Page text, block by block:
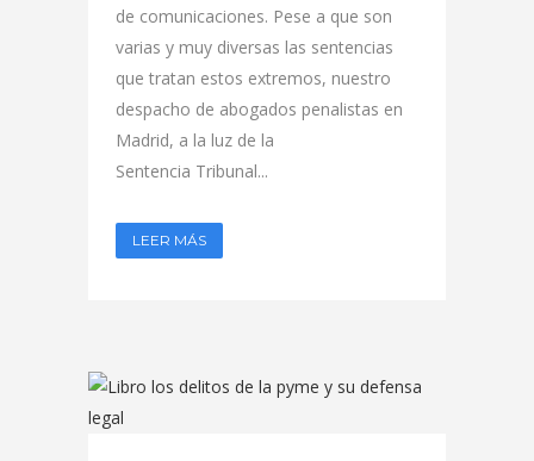
de comunicaciones. Pese a que son
varias y muy diversas las sentencias
que tratan estos extremos, nuestro
despacho de abogados penalistas en
Madrid, a la luz de la
Sentencia Tribunal...
LEER MÁS